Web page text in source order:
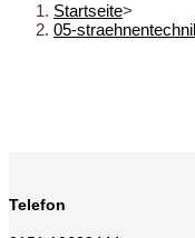
Startseite>
05-
Telefon